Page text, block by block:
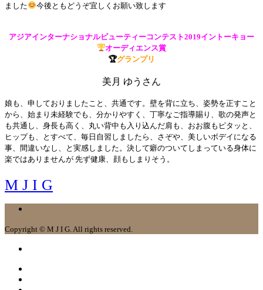
ました
今後ともどうぞ宜しくお願い致します
アジアインターナショナルビューティーコンテスト2019イントーキョー
オーディエンス賞
🏆グランプリ
美月 ゆうさん
娘も、申しておりましたこと、共通です。壁を背に立ち、姿勢を正すこと
から、始まり未経験でも、分かりやすく、丁寧なご指導賜り、歌の発声と
も共通し、身長も高く、丸い背中も入り込んだ肩も、おお腹もピタッと、
ヒップも、とすべて、毎日自習しましたら、さぞや、美しいボデイになる
事、間違いなし、と実感しました。決して癖のついてしまっている身体に
楽ではありませんが 先ず健康、顔もしまりそう。
M J I G
Copyright © M J I G. All rights reserved.